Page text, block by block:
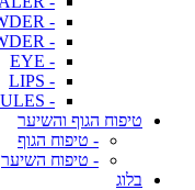
- POWDER
- BLUSH & HIGHLIGHT POWDER
- EYE
- LIPS
- AMPOULES
טיפוח הגוף והשיער
- טיפוח הגוף
- טיפוח השיער
בלוג